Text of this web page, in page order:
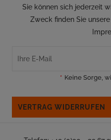
Sie können sich jederzeit
Zweck finden Sie
* Keine Sorge,
VERTRAG WIDERRUFEN